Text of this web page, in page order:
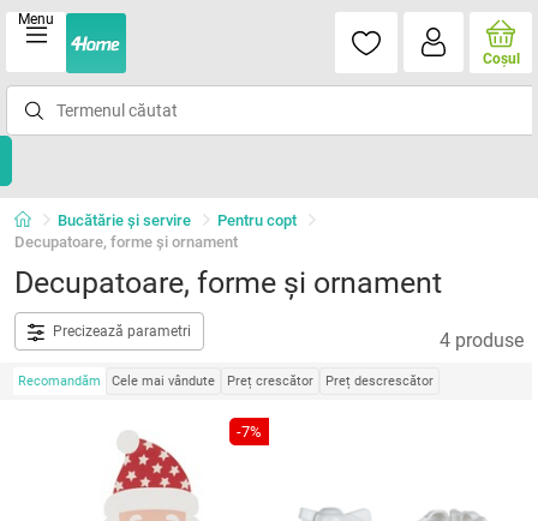
Menu
Coşul
Bucătărie și servire
Pentru copt
Decupatoare, forme şi ornament
Decupatoare, forme şi ornament
Precizează parametri 4 produse
Recomandăm Cele mai vândute Preț crescător Preț descrescător
-7%